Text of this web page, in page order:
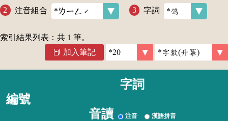
注音組合 字詞
索引結果列表：共 1 筆。
加入筆記
編號
字詞
音讀 注音 漢語拼音